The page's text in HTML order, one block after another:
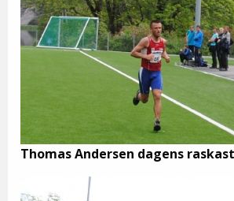
Thomas Andersen dagens